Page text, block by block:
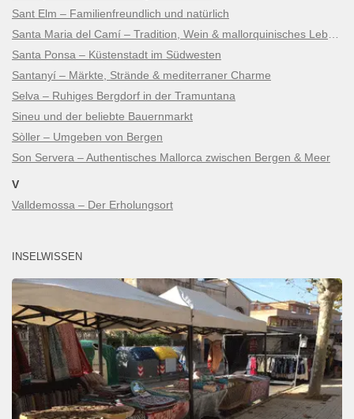
Sant Elm – Familienfreundlich und natürlich
Santa Ponsa – Küstenstadt im Südwesten
Santanyí – Märkte, Strände & mediterraner Charme
Selva – Ruhiges Bergdorf in der Tramuntana
Sineu und der beliebte Bauernmarkt
Sòller – Umgeben von Bergen
Son Servera – Authentisches Mallorca zwischen Bergen & Meer
V
Valldemossa – Der Erholungsort
INSELWISSEN